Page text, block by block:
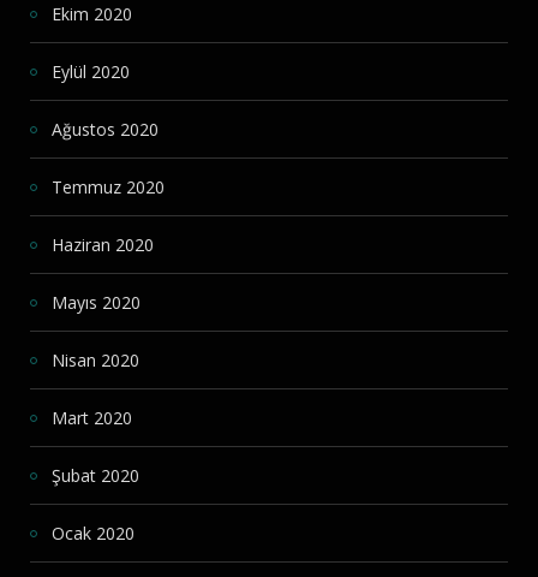
Ekim 2020
Eylül 2020
Ağustos 2020
Temmuz 2020
Haziran 2020
Mayıs 2020
Nisan 2020
Mart 2020
Şubat 2020
Ocak 2020